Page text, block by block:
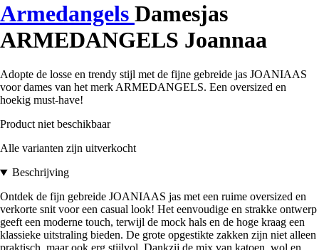
Armedangels Damesjas
ARMEDANGELS Joannaa
Adopte de losse en trendy stijl met de fijne gebreide jas JOANIAAS
voor dames van het merk ARMEDANGELS. Een oversized en
hoekig must-have!
Product niet beschikbaar
Alle varianten zijn uitverkocht
Beschrijving
Ontdek de fijn gebreide JOANIAAS jas met een ruime oversized en
verkorte snit voor een casual look! Het eenvoudige en strakke ontwerp
geeft een moderne touch, terwijl de mock hals en de hoge kraag een
klassieke uitstraling bieden. De grote opgestikte zakken zijn niet alleen